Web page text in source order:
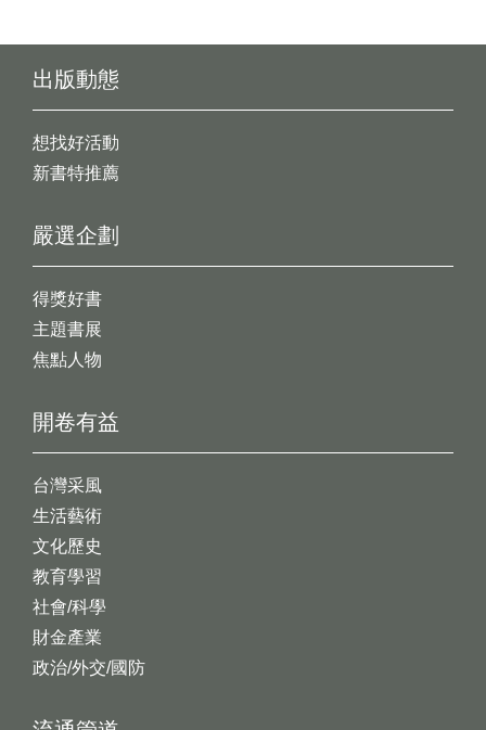
出版動態
想找好活動
新書特推薦
開卷有益
台灣采風
生活藝術
文化歷史
教育學習
社會/科學
財金產業
政治/外交/國防
嚴選企劃
得獎好書
主題書展
焦點人物